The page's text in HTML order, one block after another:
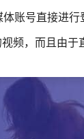
账号直接进行
频，而且由于